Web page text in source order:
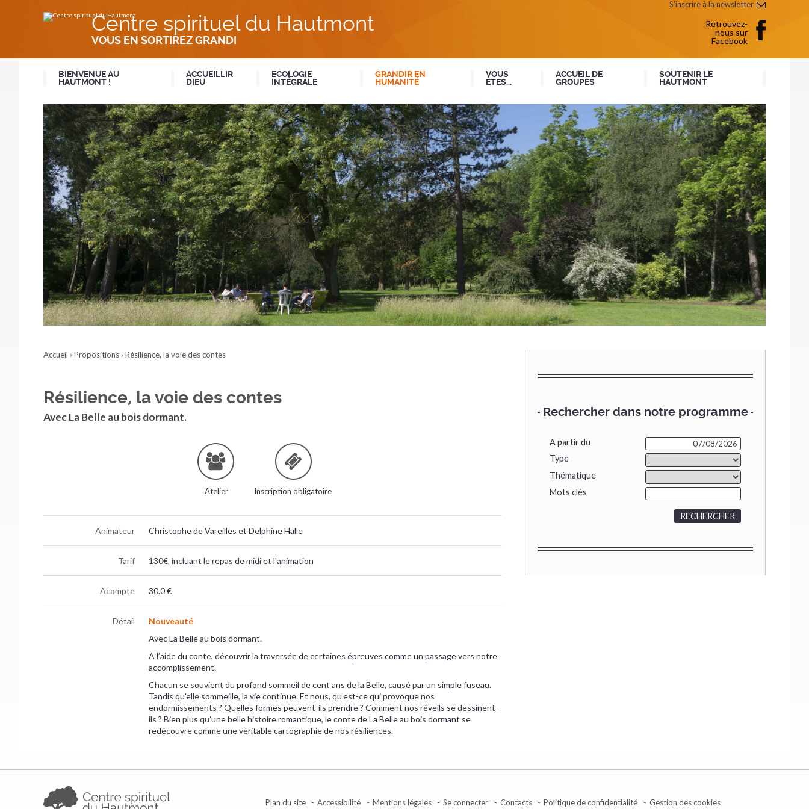
contenu.
S'inscrire à la newsletter
Retrouvez-
nous sur
Facebook
Centre spirituel du Hautmont
VOUS EN SORTIREZ GRANDI
BIENVENUE AU
HAUTMONT !
ACCUEILLIR
DIEU
ECOLOGIE
INTÉGRALE
GRANDIR EN
HUMANITÉ
VOUS
ÊTES...
ACCUEIL DE
GROUPES
SOUTENIR LE
HAUTMONT
Accueil › Propositions › Résilience, la voie des contes
Rechercher dans notre programme
A partir du
Type
Thématique
Mots clés
Résilience, la voie des contes
Avec La Belle au bois dormant.
Atelier Inscription obligatoire
Animateur Christophe de Vareilles et Delphine Halle
Tarif 130€, incluant le repas de midi et l'animation
Acompte 30.0 €
Détail
Nouveauté
Avec La Belle au bois dormant.
A l’aide du conte, découvrir la traversée de certaines épreuves comme un passage vers notre
accomplissement.
Chacun se souvient du profond sommeil de cent ans de la Belle, causé par un simple fuseau.
Tandis qu’elle sommeille, la vie continue. Et nous, qu’est-ce qui provoque nos
endormissements ? Quelles formes peuvent-ils prendre ? Comment nos réveils se dessinent-
ils ? Bien plus qu’une belle histoire romantique, le conte de La Belle au bois dormant se
redécouvre comme une véritable cartographie de nos résiliences.
Plan du site Accessibilité Mentions légales Se connecter Contacts Politique de confidentialité Gestion des cookies